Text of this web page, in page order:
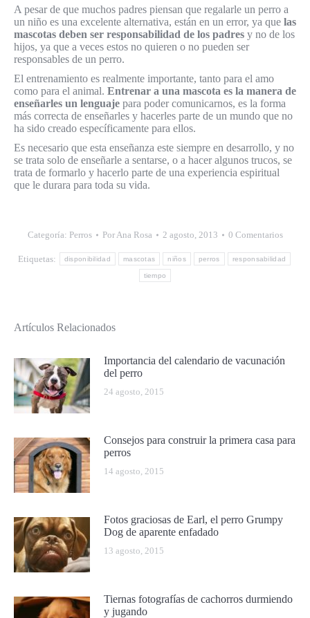
A pesar de que muchos padres piensan que regalarle un perro a
un niño es una excelente alternativa, están en un error, ya que las
mascotas deben ser responsabilidad de los padres y no de los
hijos, ya que a veces estos no quieren o no pueden ser
responsables de un perro.
El entrenamiento es realmente importante, tanto para el amo
como para el animal. Entrenar a una mascota es la manera de
enseñarles un lenguaje para poder comunicarnos, es la forma
más correcta de enseñarles y hacerles parte de un mundo que no
ha sido creado específicamente para ellos.
Es necesario que esta enseñanza este siempre en desarrollo, y no
se trata solo de enseñarle a sentarse, o a hacer algunos trucos, se
trata de formarlo y hacerlo parte de una experiencia espiritual
que le durara para toda su vida.
Categoría: Perros PorAna Rosa 2 agosto, 2013 0 Comentarios
Etiquetas: disponibilidad mascotas niños perros responsabilidad
tiempo
Artículos Relacionados
Importancia del calendario de vacunación
del perro
24 agosto, 2015
Consejos para construir la primera casa para
perros
14 agosto, 2015
Fotos graciosas de Earl, el perro Grumpy
Dog de aparente enfadado
13 agosto, 2015
Tiernas fotografías de cachorros durmiendo
y jugando